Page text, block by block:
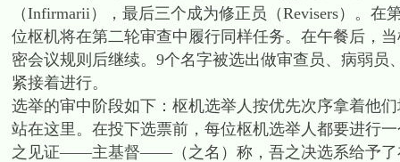
（Infirmarii），最后三个成为修正员（Revisers）。
位枢机将在第二轮审查中履行同样任务。在午餐后，
密会议规则后继续。9个名字被选出做审查员、病弱
紧接着进行。
选举的审中阶段如下：枢机选举人按优先次序拿着他
站在这里。在投下选票前，每位枢机选举人都要进行
之见证——主基督——（之名）称，吾之决选系给予了